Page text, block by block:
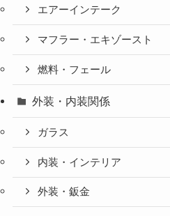
エアーインテーク
マフラー・エキゾースト
燃料・フェール
外装・内装関係
ガラス
内装・インテリア
外装・鈑金